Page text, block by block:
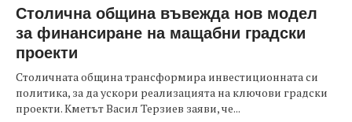
Столична община въвежда нов модел
за финансиране на мащабни градски
проекти
Столичната община трансформира инвестиционната си
политика, за да ускори реализацията на ключови градски
проекти. Кметът Васил Терзиев заяви, че...